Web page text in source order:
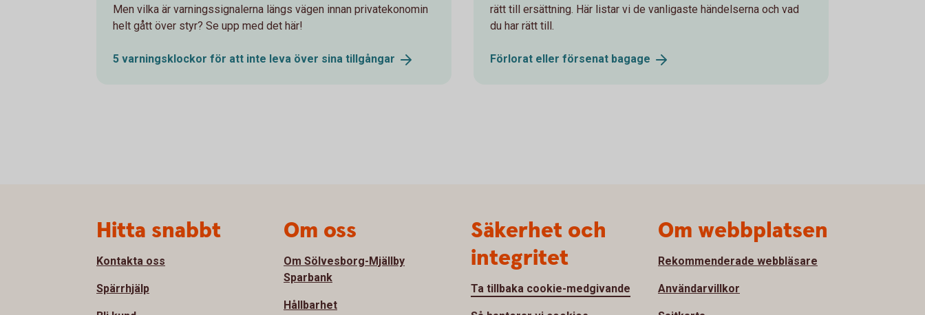
Men vilka är varningssignalerna längs vägen innan privatekonomin
helt gått över styr? Se upp med det här!
5 varnings­klockor för att inte leva över sina tillgångar
rätt till ersättning. Här listar vi de vanligaste händelserna och vad
du har rätt till.
Förlorat eller försenat bagage
Hitta snabbt
Kontakta oss
Spärrhjälp
Om oss
Om Sölvesborg-Mjällby
Sparbank
Hållbarhet
Säkerhet och
integritet
Ta tillbaka cookie-medgivande
Om webbplatsen
Rekommenderade webbläsare
Användarvillkor